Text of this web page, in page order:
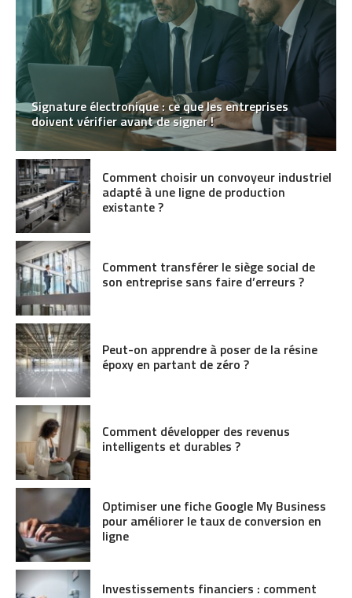
Signature électronique : ce que les entreprises
doivent vérifier avant de signer !
Comment choisir un convoyeur industriel
adapté à une ligne de production
existante ?
Comment transférer le siège social de
son entreprise sans faire d’erreurs ?
Peut-on apprendre à poser de la résine
époxy en partant de zéro ?
Comment développer des revenus
intelligents et durables ?
Optimiser une fiche Google My Business
pour améliorer le taux de conversion en
ligne
Investissements financiers : comment